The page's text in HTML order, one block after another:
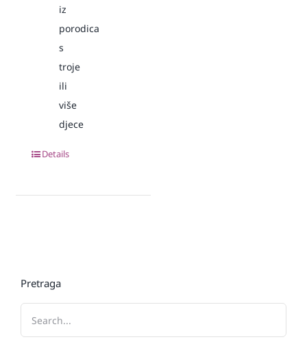
iz
porodica
s
troje
ili
više
djece
Details
Pretraga